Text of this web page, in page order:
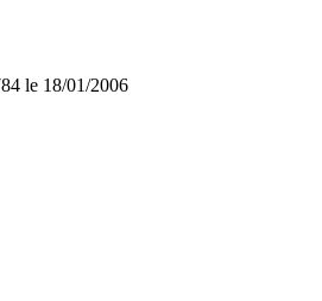
le 18/01/2006